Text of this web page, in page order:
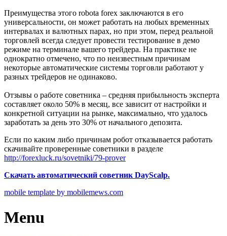
Преимущества этого robota forex заключаются в его
универсальности, он может работать на любых временных
интервалах и валютных парах, но при этом, перед реальной
торговлей всегда следует провести тестирование в демо
режиме на терминале вашего трейдера. На практике не
однократно отмечено, что по неизвестным причинам
некоторые автоматические системы торговли работают у
разных трейдеров не одинаково.
Отзывы о работе советника – средняя прибыльность эксперта
составляет около 50% в месяц, все зависит от настройки и
конкретной ситуации на рынке, максимально, что удалось
заработать за день это 30% от начального депозита.
Если по каким либо причинам робот отказывается работать
скачивайте проверенные советники в разделе
http://forexluck.ru/sovetniki/79-prover
Скачать автоматический советник DayScalp.
mobile template by mobilemews.com
Menu